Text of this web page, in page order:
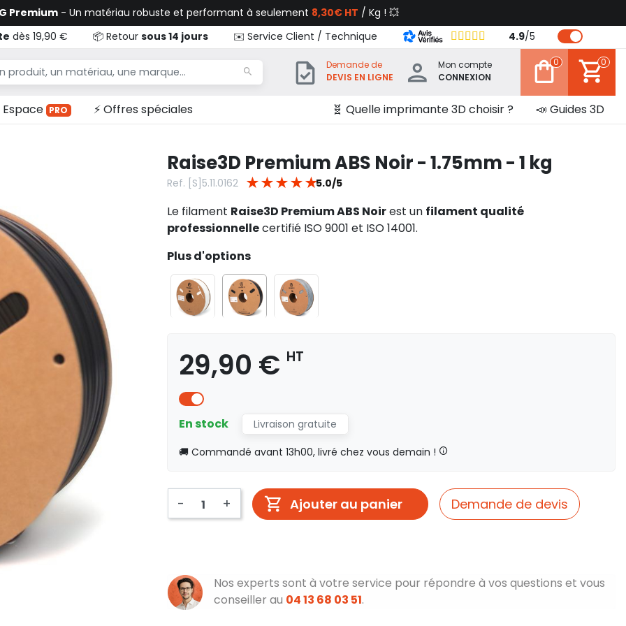
Premium - Un matériau robuste et performant à seulement 8,30€ HT / Kg ! 💥
dès 19,90 € 📦 Retour sous 14 jours ✉️ Service Client / Technique 4.9/5
Demande de
DEVIS EN LIGNE
Mon compte
CONNEXION
0 0
Espace PRO ⚡ Offres spéciales 🧬 Quelle imprimante 3D choisir ? 📣 Guides 3D
Raise3D Premium ABS Noir - 1.75mm - 1 kg
Ref. [S]5.11.0162 ★ ★ ★ ★ ★5.0/5
Le filament Raise3D Premium ABS Noirest un filament qualité
professionnellecertifié ISO 9001 et ISO 14001.
Plus d'options
29,90 € HT
En stock
Livraison gratuite
🚚 Commandé avant 13h00, livré chez vous demain !
- + Ajouter au panier Demande de devis
Nos experts sont à votre service pour répondre à vos questions et vous
conseiller au 04 13 68 03 51.